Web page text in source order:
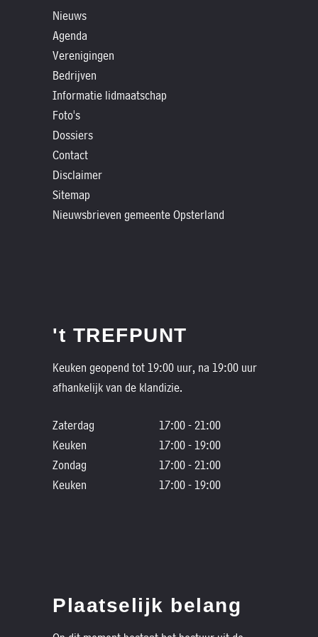
Nieuws
Agenda
Verenigingen
Bedrijven
Informatie lidmaatschap
Foto's
Dossiers
Contact
Disclaimer
Sitemap
Nieuwsbrieven gemeente Opsterland
't TREFPUNT
Keuken geopend tot 19:00 uur, na 19:00 uur
afhankelijk van de klandizie.
Zaterdag
17:00 - 21:00
Keuken
17:00 - 19:00
Zondag
17:00 - 21:00
Keuken
17:00 - 19:00
Plaatselijk belang
Historische
verhalen
Dossiers
Contact
Nieuwsbrieven
gemeente
Opsterland